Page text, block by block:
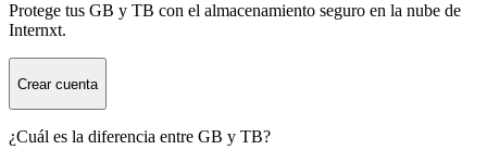
Protege tus GB y TB con el almacenamiento seguro en la nube de
Internxt.
Crear cuenta
¿Cuál es la diferencia entre GB y TB?